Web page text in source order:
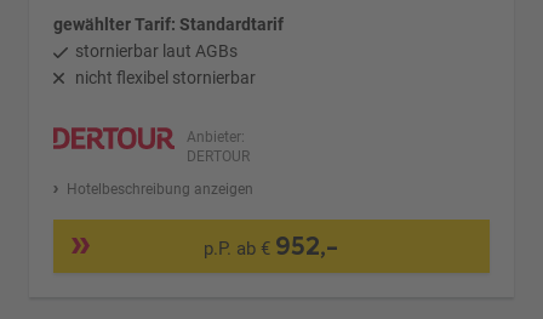
gewählter Tarif: Standardtarif
stornierbar laut AGBs
nicht flexibel stornierbar
Anbieter:
DERTOUR
Hotelbeschreibung anzeigen
p.P. ab € 952,-